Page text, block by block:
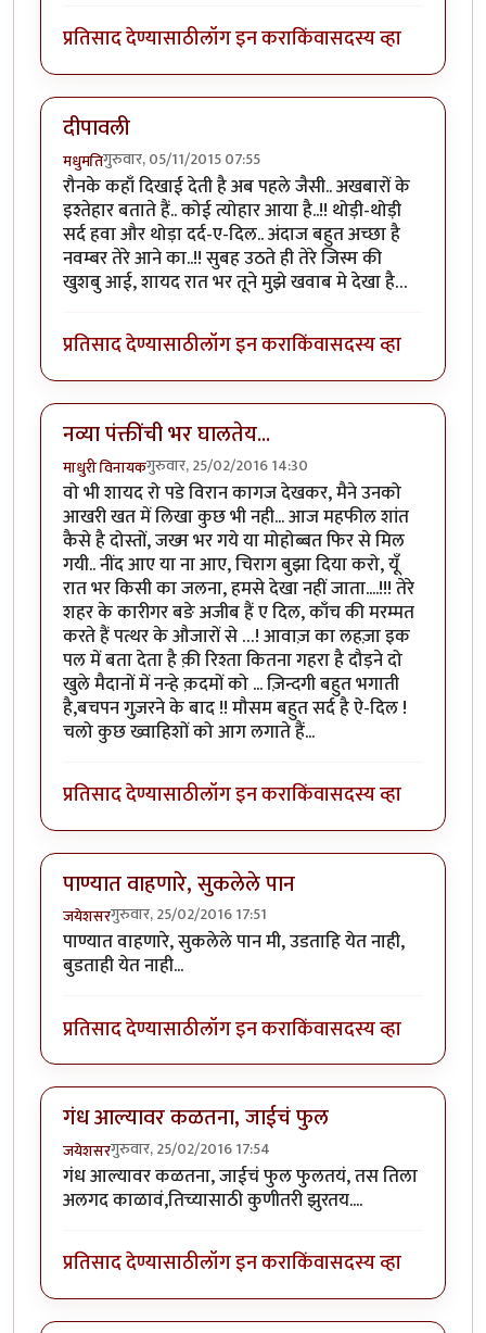
प्रतिसाद देण्यासाठीलॉग इन कराकिंवासदस्य व्हा
दीपावली
मधुमतिगुरुवार, 05/11/2015 07:55
रौनके कहाँ दिखाई देती है अब पहले जैसी.. अखबारों के
इश्तेहार बताते हैं.. कोई त्योहार आया है..!! थोड़ी-थोड़ी
सर्द हवा और थोड़ा दर्द-ए-दिल.. अंदाज बहुत अच्छा है
नवम्बर तेरे आने का..!! सुबह उठते ही तेरे जिस्म की
खुशबु आई, शायद रात भर तूने मुझे खवाब मे देखा है…
प्रतिसाद देण्यासाठीलॉग इन कराकिंवासदस्य व्हा
नव्या पंक्तींची भर घालतेय...
माधुरी विनायकगुरुवार, 25/02/2016 14:30
वो भी शायद रो पडे विरान कागज देखकर, मैने उनको
आखरी खत में लिखा कुछ भी नही... आज महफील शांत
कैसे है दोस्तों, जख्म भर गये या मोहोब्बत फिर से मिल
गयी.. नींद आए या ना आए, चिराग बुझा दिया करो, यूँ
रात भर किसी का जलना, हमसे देखा नहीं जाता....!!! तेरे
शहर के कारीगर बङे अजीब हैं ए दिल, काँच की मरम्मत
करते हैं पत्थर के औजारों से …! आवाज़ का लहज़ा इक
पल में बता देता है क़ी रिश्ता कितना गहरा है दौड़ने दो
खुले मैदानों में नन्हे क़दमों को ... ज़िन्दगी बहुत भगाती
है,बचपन गुज़रने के बाद !! मौसम बहुत सर्द है ऐ-दिल !
चलो कुछ ख्वाहिशों को आग लगाते हैं...
प्रतिसाद देण्यासाठीलॉग इन कराकिंवासदस्य व्हा
पाण्यात वाहणारे, सुकलेले पान
जयेशसरगुरुवार, 25/02/2016 17:51
पाण्यात वाहणारे, सुकलेले पान मी, उडताहि येत नाही,
बुडताही येत नाही...
प्रतिसाद देण्यासाठीलॉग इन कराकिंवासदस्य व्हा
गंध आल्यावर कळतना, जाईचं फुल
जयेशसरगुरुवार, 25/02/2016 17:54
गंध आल्यावर कळतना, जाईचं फुल फुलतयं, तस तिला
अलगद काळावं,तिच्यासाठी कुणीतरी झुरतय....
प्रतिसाद देण्यासाठीलॉग इन कराकिंवासदस्य व्हा